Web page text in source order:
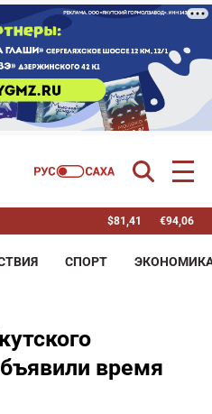
$81,41 €94,06
СПОРТ
время